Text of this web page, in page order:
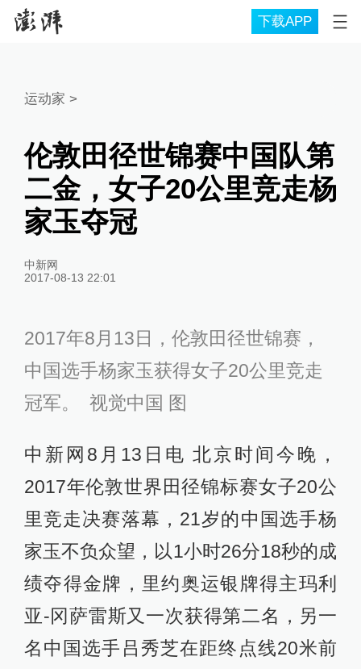
下载APP
运动家 >
伦敦田径世锦赛中国队第
二金，女子20公里竞走杨
家玉夺冠
中新网
2017-08-13 22:01
2017年8月13日，伦敦田径世锦赛，
中国选手杨家玉获得女子20公里竞走
冠军。 视觉中国 图
中新网8月13日电 北京时间今晚，
2017年伦敦世界田径锦标赛女子20公
里竞走决赛落幕，21岁的中国选手杨
家玉不负众望，以1小时26分18秒的成
绩夺得金牌，里约奥运银牌得主玛利
亚-冈萨雷斯又一次获得第二名，另一
名中国选手吕秀芝在距终点线20米前